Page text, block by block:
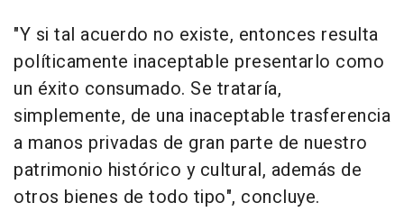
"Y si tal acuerdo no existe, entonces resulta
políticamente inaceptable presentarlo como
un éxito consumado. Se trataría,
simplemente, de una inaceptable trasferencia
a manos privadas de gran parte de nuestro
patrimonio histórico y cultural, además de
otros bienes de todo tipo", concluye.